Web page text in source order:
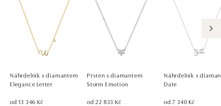
Náhrdelník s diamantem
Elegance Letter
od 13 346 Kč
Prsten s diamantem
Storm Emotion
od 22 833 Kč
Náhrdelník s
Date
od 7 340 Kč